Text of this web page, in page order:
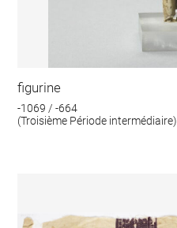
figurine
-1069 / -664
(Troisième Période intermédiaire)